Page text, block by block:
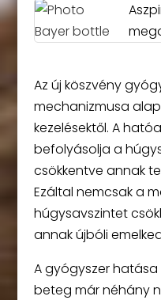
Az új köszvény
mechanizmusa
kezelésektől. A
befolyásolja a
csökkentve annak
Ezáltal nemcsak a
húgysavszintet
annak újbóli
A gyógyszer hatása
beteg már néhány